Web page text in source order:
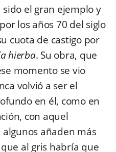
sido el gran ejemplo y
los años 70 del siglo
cuota de castigo por
hierba. Su obra, que
momento se vio
volvió a ser el
en él, como en
con aquel
añaden más
al gris habría que